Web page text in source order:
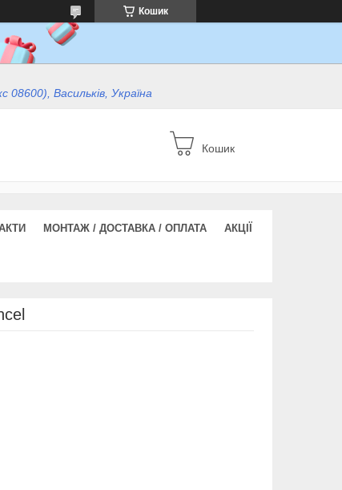
Кошик
08600), Васильків, Україна
Кошик
МОНТАЖ / ДОСТАВКА / ОПЛАТА АКЦІЇ